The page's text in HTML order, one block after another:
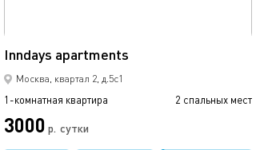
Inndays apartments
Москва, квартал 2, д.5с1
1-комнатная квартира 2 спальных мест
3000 р. сутки